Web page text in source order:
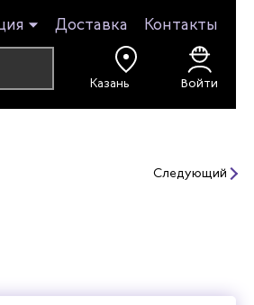
Доставка Контакты
Войти
Следующий